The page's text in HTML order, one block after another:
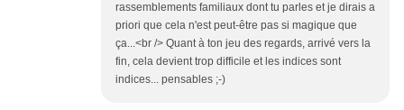
rassemblements familiaux dont tu parles et je dirais a
priori que cela n'est peut-être pas si magique que
ça...<br /> Quant à ton jeu des regards, arrivé vers la
fin, cela devient trop difficile et les indices sont
indices... pensables ;-)